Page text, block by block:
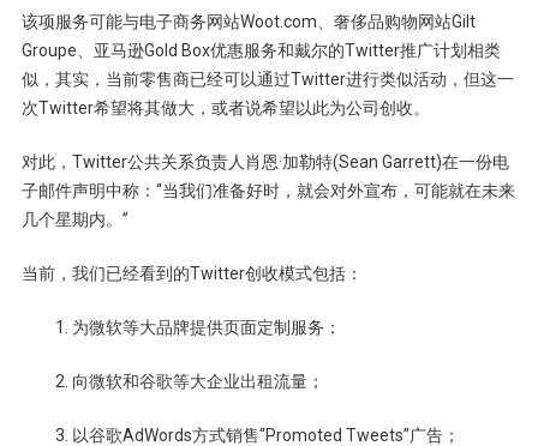
该项服务可能与电子商务网站Woot.com、奢侈品购物网站Gilt
Groupe、亚马逊Gold Box优惠服务和戴尔的Twitter推广计划相类
似，其实，当前零售商已经可以通过Twitter进行类似活动，但这一
次Twitter希望将其做大，或者说希望以此为公司创收。
对此，Twitter公共关系负责人肖恩·加勒特(Sean Garrett)在一份电
子邮件声明中称：“当我们准备好时，就会对外宣布，可能就在未来
几个星期内。”
当前，我们已经看到的Twitter创收模式包括：
1. 为微软等大品牌提供页面定制服务；
2. 向微软和谷歌等大企业出租流量；
3. 以谷歌AdWords方式销售“Promoted Tweets”广告；